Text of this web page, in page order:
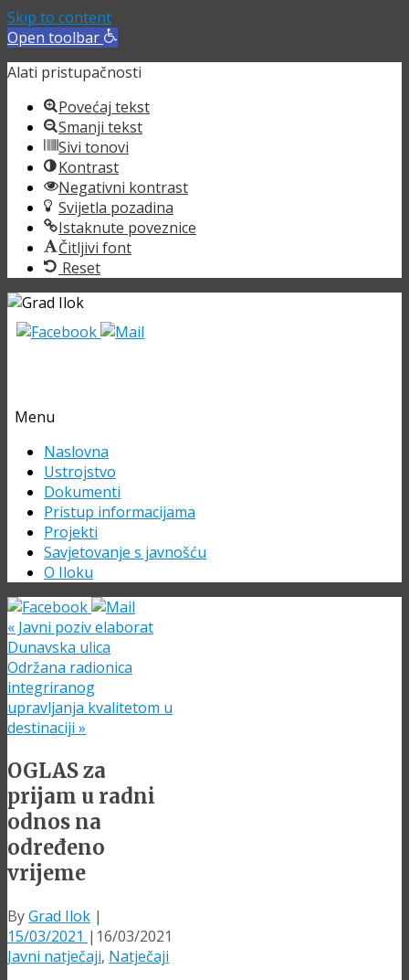
Skip to content
Open toolbar
Alati pristupačnosti
Povećaj tekst
Smanji tekst
Sivi tonovi
Kontrast
Negativni kontrast
Svijetla pozadina
Istaknute poveznice
Čitljivi font
Reset
Menu
Skip
content
Naslovna
Ustrojstvo
Dokumenti
Pristup informacijama
Projekti
Savjetovanje s javnošću
O Iloku
« Javni poziv elaborat
Dunavska ulica
Održana radionica
integriranog
upravljanja kvalitetom u
destinaciji »
OGLAS za
prijam u radni
odnos na
određeno
vrijeme
ByGrad Ilok |
15/03/2021 | 16/03/2021
Javni natječaji, Natječaji